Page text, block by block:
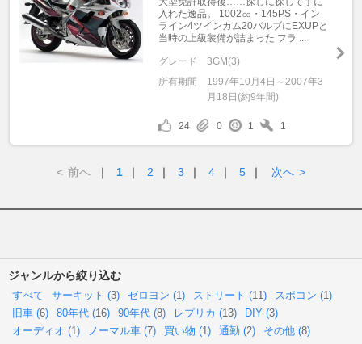
入れた逸品。 1002㏄・145PS・イン
ライン4ツインカム20バルブにEXUPと
当時の上級装備が詰まった フラ ...
グレード
3GM(3)
所有期間
1997年10月4日～2007年3
月18日(約9年間)
24 0 1 1
< 前へ ｜ 1 ｜ 2 ｜ 3 ｜ 4 ｜ 5 ｜ 次へ >
ジャンルから絞り込む
すべて サーキット (3) ゼロヨン (1 ) ストリート (11 ) スポコン (1 )
旧車 (6) 80年代 (16) 90年代 (8) レプリカ (13) DIY (3)
オーディオ (1 ) ノーマル車 (7) 買い物 (1 ) 通勤 (2) その他 (8)